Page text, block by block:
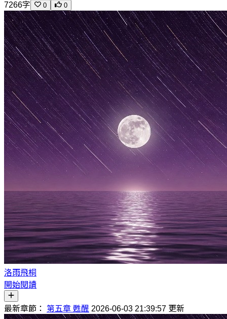
7266字
0 0
洛雨飛桐
開始閱讀
最新章節： 第五章 甦醒 2026-06-03 21:39:57 更新